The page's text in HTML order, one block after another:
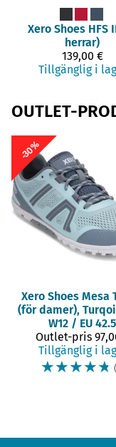
Xero Shoes HFS
herrar)
139,00 €
Tillgänglig i
OUTLET-
-30%
Xero Shoes Mesa
(för damer),
W12 / EU 42.5
Outlet-pris
Tillgänglig i
☆☆☆☆☆